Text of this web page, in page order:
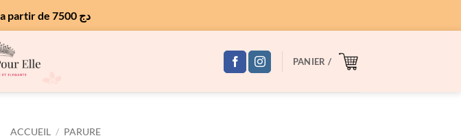
Livraison Gratuite a partir de 7500 دج
PANIER /
ACCUEIL / PARURE